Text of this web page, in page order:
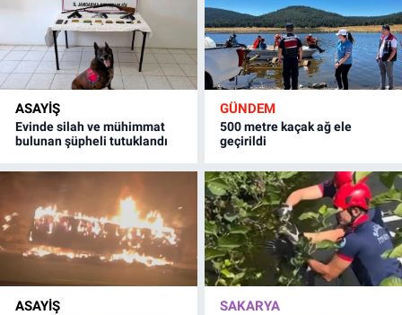
ASAYİŞ
Evinde silah ve mühimmat
bulunan şüpheli tutuklandı
GÜNDEM
500 metre kaçak ağ ele
geçirildi
ASAYİŞ SAKARYA